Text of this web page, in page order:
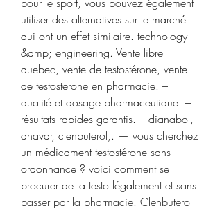
utiliser des alternatives sur le marché
qui ont un effet similaire. ‎technology
&amp; engineering. Vente libre
quebec, vente de testostérone, vente
de testosterone en pharmacie. –
qualité et dosage pharmaceutique. –
résultats rapides garantis. – dianabol,
anavar, clenbuterol,. — vous cherchez
un médicament testostérone sans
ordonnance ? voici comment se
procurer de la testo légalement et sans
passer par la pharmacie. Clenbuterol